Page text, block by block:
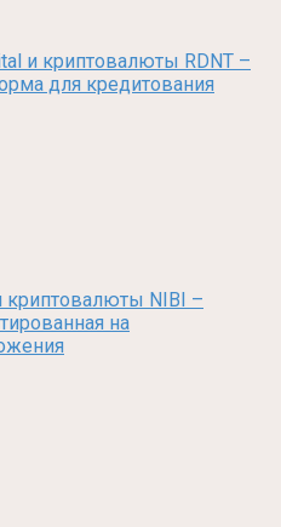
и криптовалюты RDNT –
для кредитования
криптовалюты NIBI –
на